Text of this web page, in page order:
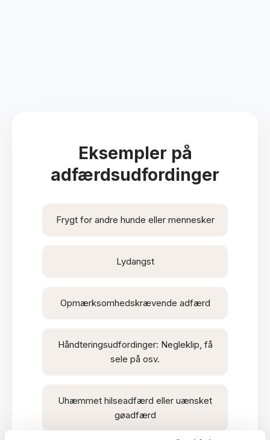
Eksempler på
adfærdsudfordinger
Frygt for andre hunde eller mennesker
Lydangst
Opmærksomhedskrævende adfærd
Håndteringsudfordinger: Negleklip, få
sele på osv.
Uhæmmet hilseadfærd eller uænsket
gøadfærd